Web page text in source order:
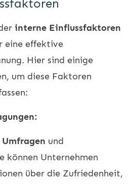
interne Einflussfaktoren
eine effektive
Hier sind einige
um diese Faktoren
Umfragen und
können Unternehmen
über die Zufriedenheit,